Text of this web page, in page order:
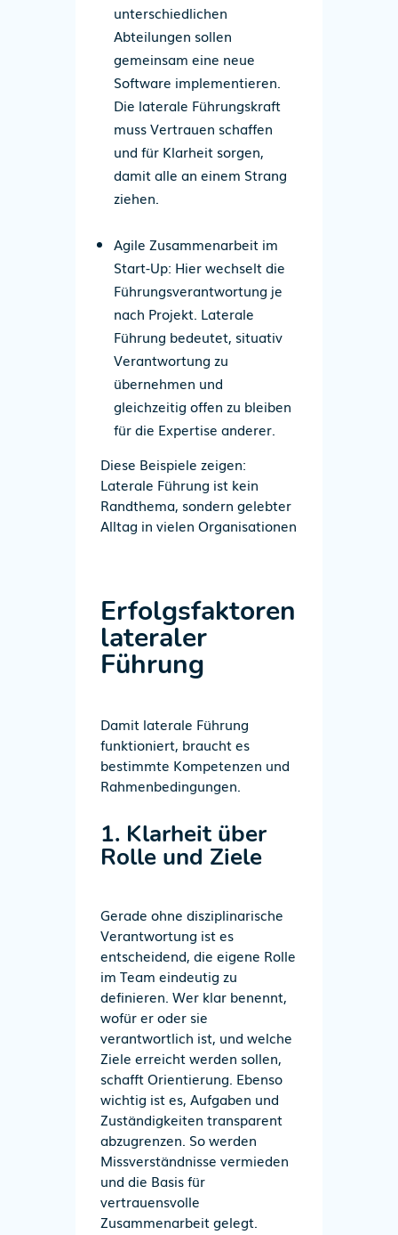
unterschiedlichen
Abteilungen sollen
gemeinsam eine neue
Software implementieren.
Die laterale Führungskraft
muss Vertrauen schaffen
und für Klarheit sorgen,
damit alle an einem Strang
ziehen.
Agile Zusammenarbeit im
Start-Up: Hier wechselt die
Führungsverantwortung je
nach Projekt. Laterale
Führung bedeutet, situativ
Verantwortung zu
übernehmen und
gleichzeitig offen zu bleiben
für die Expertise anderer.
Diese Beispiele zeigen:
Laterale Führung ist kein
Randthema, sondern gelebter
Alltag in vielen Organisationen
Erfolgsfaktoren
lateraler
Führung
Damit laterale Führung
funktioniert, braucht es
bestimmte Kompetenzen und
Rahmenbedingungen.
1. Klarheit über
Rolle und Ziele
Gerade ohne disziplinarische
Verantwortung ist es
entscheidend, die eigene Rolle
im Team eindeutig zu
definieren. Wer klar benennt,
wofür er oder sie
verantwortlich ist, und welche
Ziele erreicht werden sollen,
schafft Orientierung. Ebenso
wichtig ist es, Aufgaben und
Zuständigkeiten transparent
abzugrenzen. So werden
Missverständnisse vermieden
und die Basis für
vertrauensvolle
Zusammenarbeit gelegt.